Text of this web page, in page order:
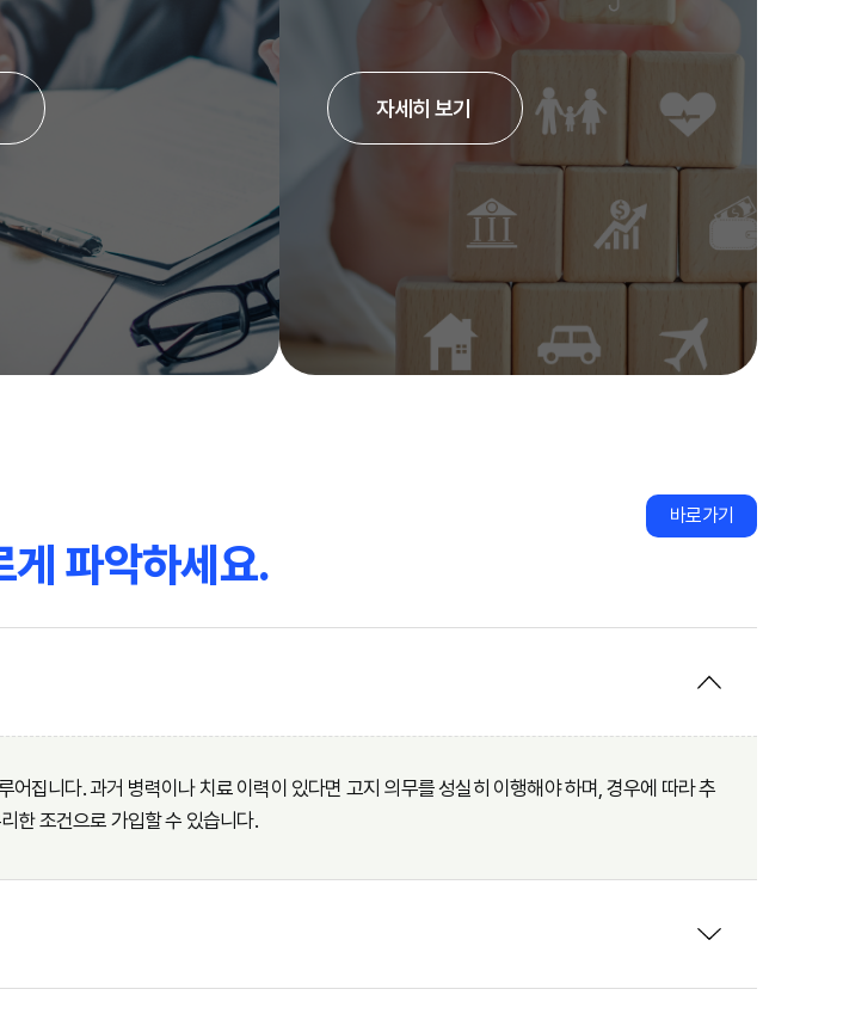
자세히 보기
파악하세요.
바로가기
집니다. 과거 병력이나 치료 이력이 있다면 고지 의무를 성실히 이행해야 하며, 경우에 따라 추
한 조건으로 가입할 수 있습니다.